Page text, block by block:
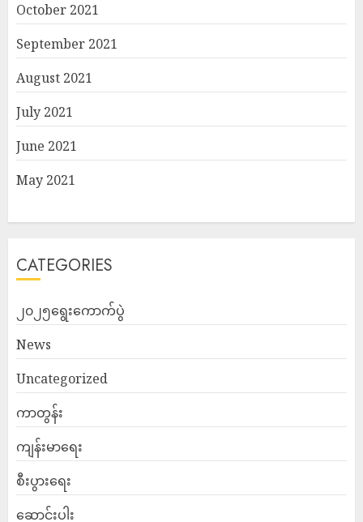
October 2021
September 2021
August 2021
July 2021
June 2021
May 2021
CATEGORIES
၂၀၂၅ရွေးကောက်ပွဲ
News
Uncategorized
ကာတွန်း
ကျန်းမာရေး
စီးပွားရေး
ဆောင်းပါး